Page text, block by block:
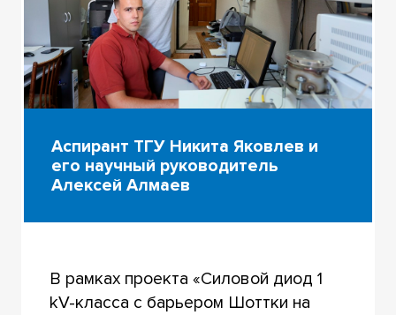
Аспирант ТГУ Никита Яковлев и
его научный руководитель
Алексей Алмаев
В рамках проекта «Силовой диод 1
kV-класса с барьером Шоттки на